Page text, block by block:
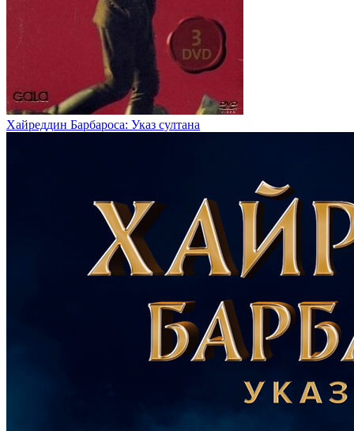
Хайреддин Барбароса: Указ султана